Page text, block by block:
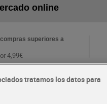
online
superiores a
4,99€
tratamos los datos para